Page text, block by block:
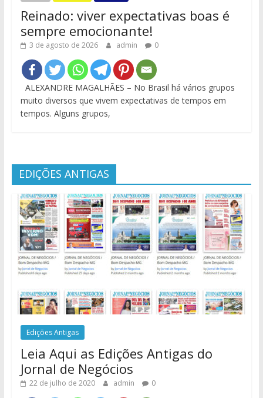
Reinado: viver expectativas boas é
sempre emocionante!
3 de agosto de 2026 admin 0
ALEXANDRE MAGALHÃES – No Brasil há vários grupos
muito diversos que vivem expectativas de tempos em
tempos. Alguns grupos,
EDIÇÕES ANTIGAS
Edições Antigas
Leia Aqui as Edições Antigas do
Jornal de Negócios
22 de julho de 2020 admin 0